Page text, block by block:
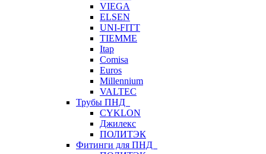
VIEGA
ELSEN
UNI-FITT
TIEMME
Itap
Comisa
Euros
Millennium
VALTEC
Трубы ПНД
CYKLON
Джилекс
ПОЛИТЭК
Фитинги для ПНД